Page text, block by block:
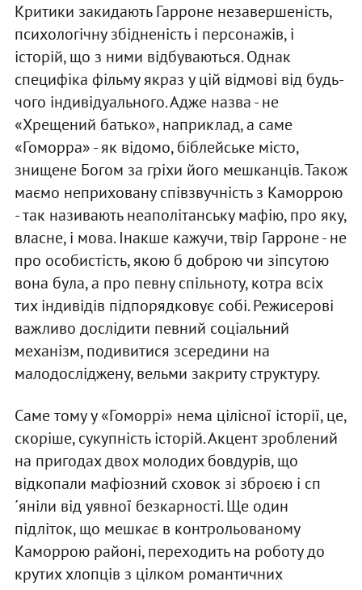
Критики закидають Гарроне незавершеність,
психологічну збідненість і персонажів, і
історій, що з ними відбуваються. Однак
специфіка фільму якраз у цій відмові від будь-
чого індивідуального. Адже назва - не
«Хрещений батько», наприклад, а саме
«Гоморра» - як відомо, біблейське місто,
знищене Богом за гріхи його мешканців. Також
маємо неприховану співзвучність з Каморрою
- так називають неаполітанську мафію, про яку,
власне, і мова. Інакше кажучи, твір Гарроне - не
про особистість, якою б доброю чи зіпсутою
вона була, а про певну спільноту, котра всіх
тих індивідів підпорядковує собі. Режисерові
важливо дослідити певний соціальний
механізм, подивитися зсередини на
малодосліджену, вельми закриту структуру.
Саме тому у «Гоморрі» нема цілісної історії, це,
скоріше, сукупність історій. Акцент зроблений
на пригодах двох молодих бовдурів, що
відкопали мафіозний сховок зі зброєю і сп
´яніли від уявної безкарності. Ще один
підліток, що мешкає в контрольованому
Каморрою районі, переходить на роботу до
крутих хлопців з цілком романтичних